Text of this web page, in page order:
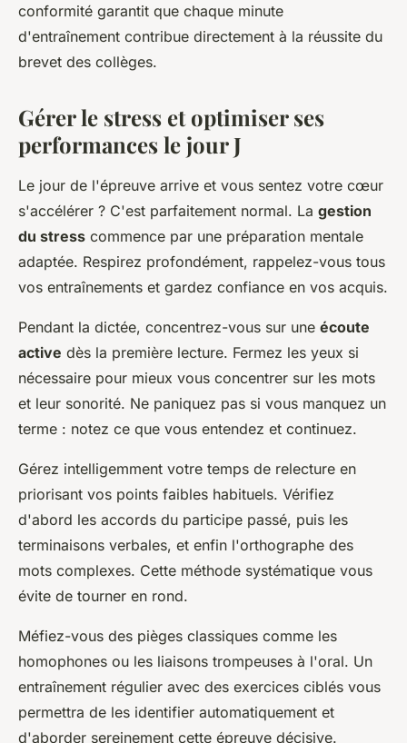
conformité garantit que chaque minute
d'entraînement contribue directement à la réussite du
brevet des collèges.
Gérer le stress et optimiser ses
performances le jour J
Le jour de l'épreuve arrive et vous sentez votre cœur
s'accélérer ? C'est parfaitement normal. La gestion
du stress commence par une préparation mentale
adaptée. Respirez profondément, rappelez-vous tous
vos entraînements et gardez confiance en vos acquis.
Pendant la dictée, concentrez-vous sur une écoute
active dès la première lecture. Fermez les yeux si
nécessaire pour mieux vous concentrer sur les mots
et leur sonorité. Ne paniquez pas si vous manquez un
terme : notez ce que vous entendez et continuez.
Gérez intelligemment votre temps de relecture en
priorisant vos points faibles habituels. Vérifiez
d'abord les accords du participe passé, puis les
terminaisons verbales, et enfin l'orthographe des
mots complexes. Cette méthode systématique vous
évite de tourner en rond.
Méfiez-vous des pièges classiques comme les
homophones ou les liaisons trompeuses à l'oral. Un
entraînement régulier avec des exercices ciblés vous
permettra de les identifier automatiquement et
d'aborder sereinement cette épreuve décisive.